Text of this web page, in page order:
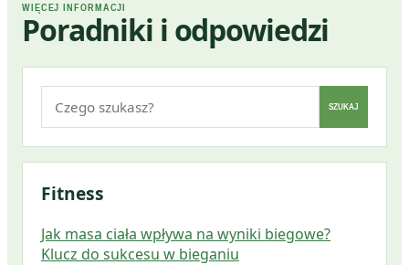
WIĘCEJ INFORMACJI
Poradniki i odpowiedzi
SZUKAJ
Fitness
Jak masa ciała wpływa na wyniki biegowe?
Klucz do sukcesu w bieganiu